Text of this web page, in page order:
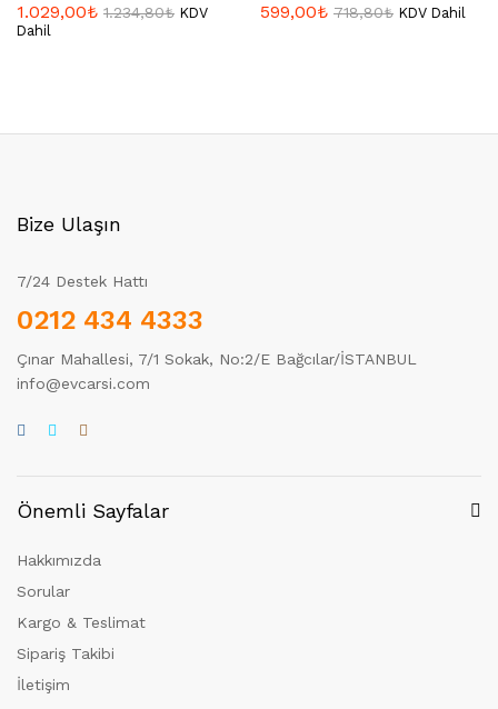
1.029,00₺ 1.234,80₺ KDV
Dahil
599,00₺ 718,80₺ KDV Dahil
Bize Ulaşın
7/24 Destek Hattı
0212 434 4333
Çınar Mahallesi, 7/1 Sokak, No:2/E Bağcılar/İSTANBUL
info@evcarsi.com
Önemli Sayfalar
Hakkımızda
Sorular
Kargo & Teslimat
Sipariş Takibi
İletişim